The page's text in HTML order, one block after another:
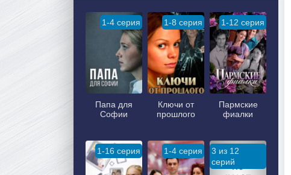
1-4 серия
Папа для
Софии
1-8 серия
Ключи от
прошлого
1-12 серия
Пармские
фиалки
1-16 серия 1-4 серия
3 из 12
серий